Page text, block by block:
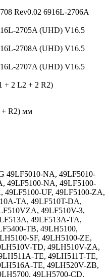
Rev0.02 6916L-2706A
2705A (UHD) V16.5
2708A (UHD) V16.5
2707A (UHD) V16.5
+ 2 L2 + 2 R2)
+ R2) мм
49LF5010-NA, 49LF5010-
49LF5100-NA, 49LF5100-
49LF5100-UF, 49LF5100-ZA,
TA, 49LF510T-DA,
49LF510V-З,
49LF513A-TA,
TB, 49LH5100,
SF, 49LH5100-ZE,
TD, 49LH510V-ZA,
TE, 49LH511T-TE,
TE, 49LH520V-ZB,
49LH5700-CD,